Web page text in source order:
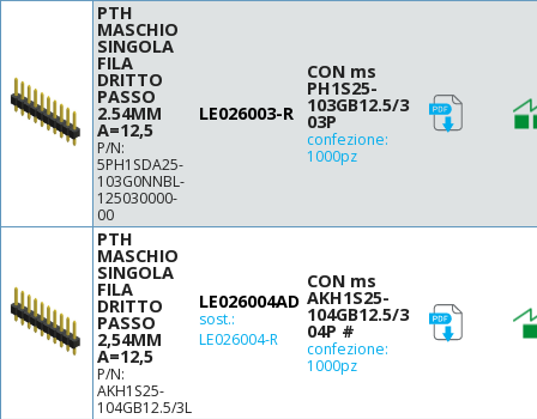
PTH
MASCHIO
SINGOLA
FILA
DRITTO
PASSO
2.54MM
A=12,5
P/N:
5PH1SDA25-
103G0NNBL-
125030000-
00
LE026003-R
CON ms
PH1S25-
103GB12.5/3
03P
confezione:
1000pz
PTH
MASCHIO
SINGOLA
FILA
DRITTO
PASSO
2,54MM
A=12,5
P/N:
AKH1S25-
104GB12.5/3L
LE026004AD
sost.:
LE026004-R
CON ms
AKH1S25-
104GB12.5/3
04P #
confezione:
1000pz